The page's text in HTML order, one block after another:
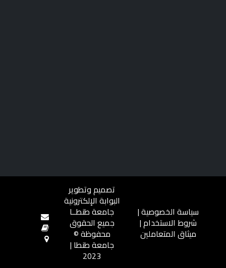
سياسة الخصوصية|
شروط الاستخدام|
ميثاق المتعاملين
تصميم وتطوير
البوابة الإلكترونية
جامعة طنطــا
جميع الحقوق
محفوظة ©
جامعة طنطا |
2023